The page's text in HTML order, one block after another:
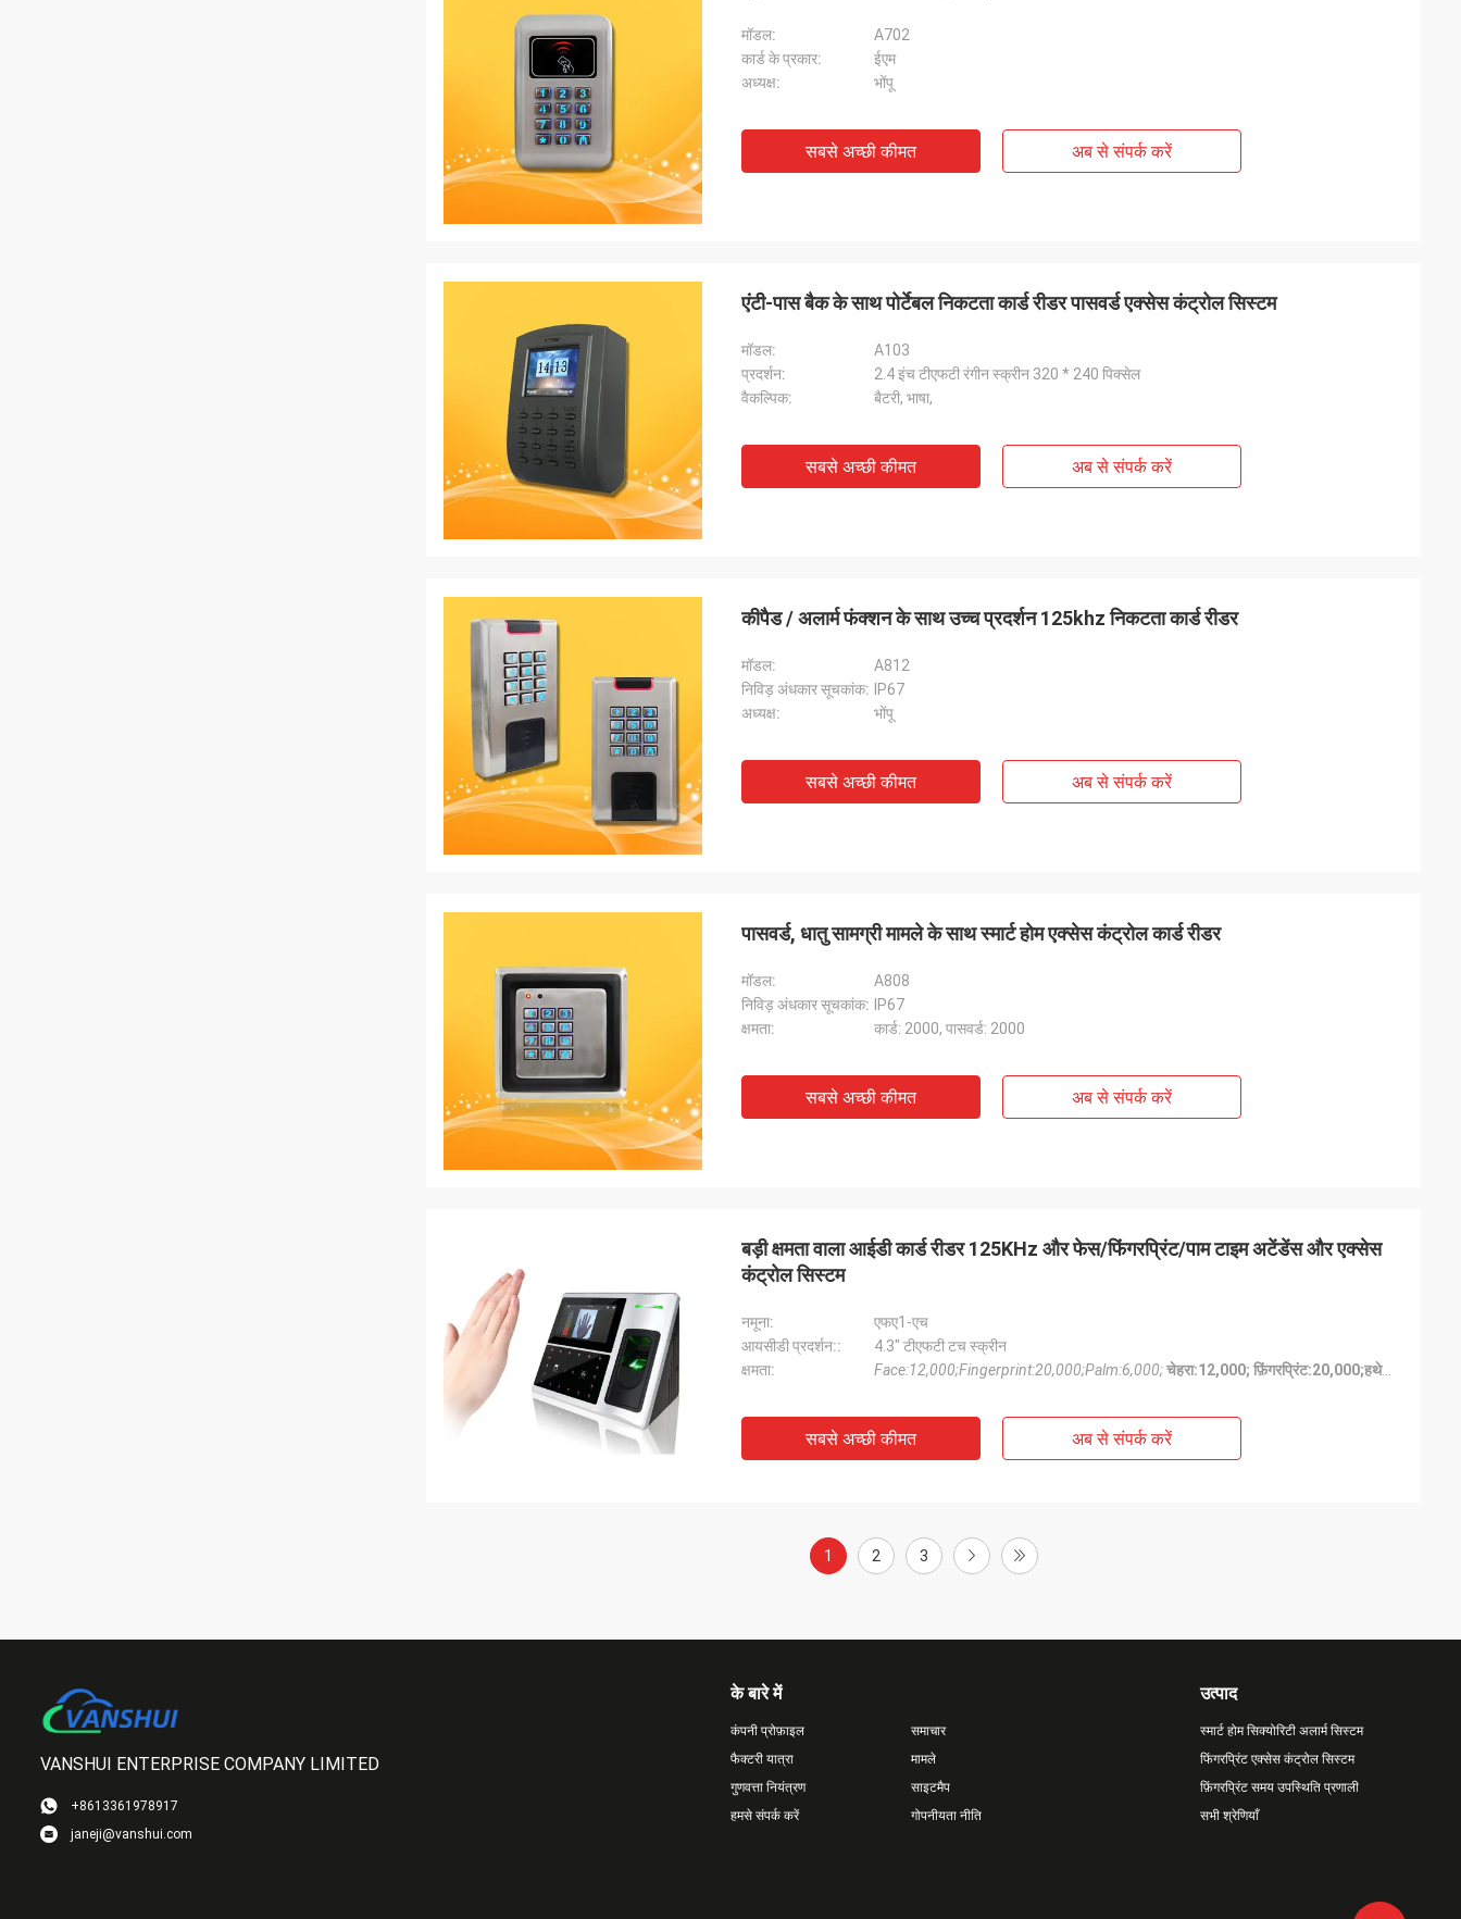
मॉडल:
A702
कार्ड के प्रकार:
ईएम
अध्यक्ष:
भोंपू
सबसे अच्छी कीमत अब से संपर्क करें
एंटी-पास बैक के साथ पोर्टेबल निकटता कार्ड रीडर पासवर्ड एक्सेस कंट्रोल सिस्टम
मॉडल:
A103
प्रदर्शन:
2.4 इंच टीएफटी रंगीन स्क्रीन 320 * 240 पिक्सेल
वैकल्पिक:
बैटरी, भाषा,
सबसे अच्छी कीमत अब से संपर्क करें
कीपैड / अलार्म फंक्शन के साथ उच्च प्रदर्शन 125khz निकटता कार्ड रीडर
मॉडल:
A812
निविड़ अंधकार सूचकांक:
IP67
अध्यक्ष:
भोंपू
सबसे अच्छी कीमत अब से संपर्क करें
पासवर्ड, धातु सामग्री मामले के साथ स्मार्ट होम एक्सेस कंट्रोल कार्ड रीडर
मॉडल:
A808
निविड़ अंधकार सूचकांक:
IP67
क्षमता:
कार्ड: 2000, पासवर्ड: 2000
सबसे अच्छी कीमत अब से संपर्क करें
बड़ी क्षमता वाला आईडी कार्ड रीडर 125KHz और फेस/फिंगरप्रिंट/पाम टाइम अटेंडेंस और एक्सेस
कंट्रोल सिस्टम
नमूना:
एफए1-एच
आयसीडी प्रदर्शन::
4.3" टीएफटी टच स्क्रीन
क्षमता:
Face:12,000;Fingerprint:20,000;Palm:6,000;चेहरा:12,000; फ़िंगरप्रिंट:20,000;हथेली:6,000;<
सबसे अच्छी कीमत अब से संपर्क करें
1 2 3
VANSHUI ENTERPRISE COMPANY LIMITED
+8613361978917
janeji@vanshui.com
के बारे में
कंपनी प्रोफ़ाइल
फैक्टरी यात्रा
गुणवत्ता नियंत्रण
हमसे संपर्क करें
समाचार
मामले
साइटमैप
गोपनीयता नीति
उत्पाद
स्मार्ट होम सिक्योरिटी अलार्म सिस्टम
फिंगरप्रिंट एक्सेस कंट्रोल सिस्टम
फ़िंगरप्रिंट समय उपस्थिति प्रणाली
सभी श्रेणियाँ